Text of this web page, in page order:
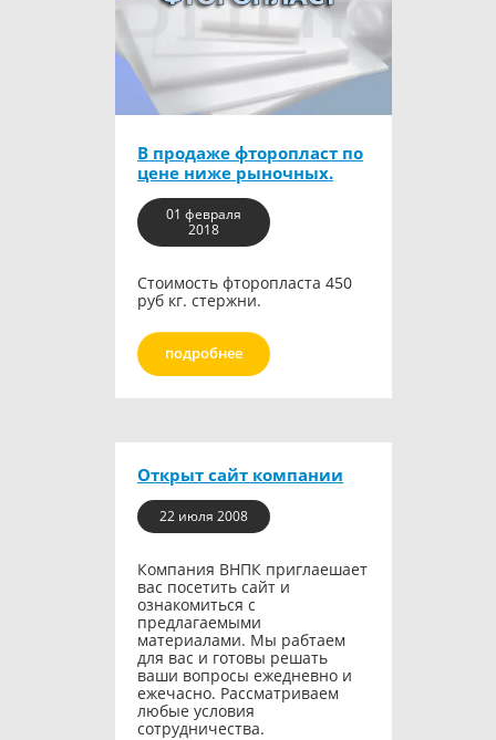
В продаже фторопласт по
цене ниже рыночных.
01 февраля
2018
Стоимость фторопласта 450
руб кг. стержни.
подробнее
Открыт сайт компании
22 июля 2008
Компания ВНПК приглаешает
вас посетить сайт и
ознакомиться с
предлагаемыми
материалами. Мы рабтаем
для вас и готовы решать
ваши вопросы ежедневно и
ежечасно. Рассматриваем
любые условия
сотрудничества.